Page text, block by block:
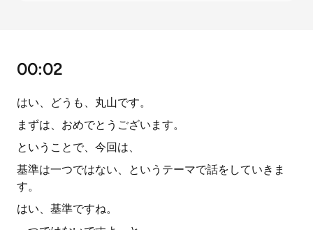
00:02
はい、どうも、丸山です。
まずは、おめでとうございます。
ということで、今回は、
基準は一つではない、というテーマで話をしていきま
す。
はい、基準ですね。